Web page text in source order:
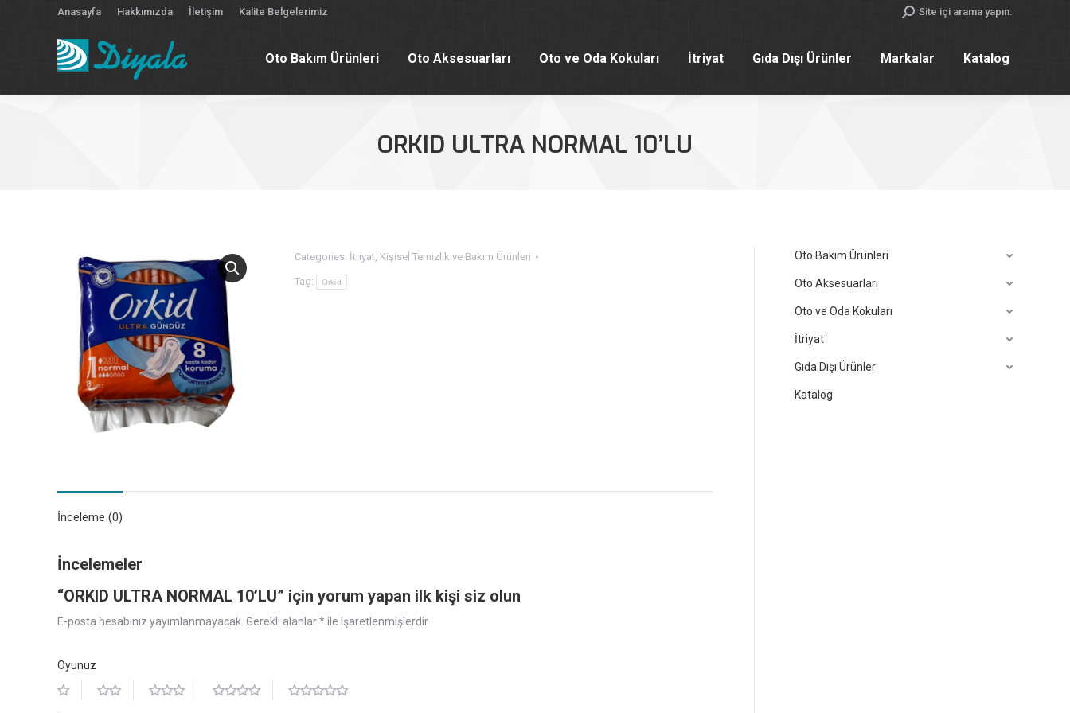
Anasayfa Hakkımızda İletişim Kalite Belgelerimiz Search:Site içi arama yapın.
Oto Bakım Ürünleri Oto Aksesuarları Oto ve Oda Kokuları İtriyat Gıda Dışı Ürünler Markalar Katalog
ORKID ULTRA NORMAL 10’LU
Categories: İtriyat, Kişisel Temizlik ve Bakım Ürünleri
Tag: Orkid
İnceleme (0)
İncelemeler
“ORKID ULTRA NORMAL 10’LU” için yorum yapan ilk kişi siz olun
E-posta hesabınız yayımlanmayacak. Gerekli alanlar*ile işaretlenmişlerdir
Oyunuz
Oto Bakım Ürünleri
Oto Aksesuarları
Oto ve Oda Kokuları
İtriyat
Gıda Dışı Ürünler
Katalog